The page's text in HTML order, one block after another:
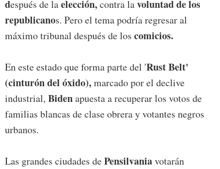
después de laelección,contra lavoluntad de los
republicanos. Pero el tema podría regresar al
máximo tribunal después de los comicios.
En este estado que forma parte del 'Rust Belt'
(cinturón del óxido),marcado por el declive
industrial, Bidenapuesta a recuperar los votos de
familias blancas de clase obrera y votantes negros
urbanos.
Las grandes ciudades dePensilvaniavotarán